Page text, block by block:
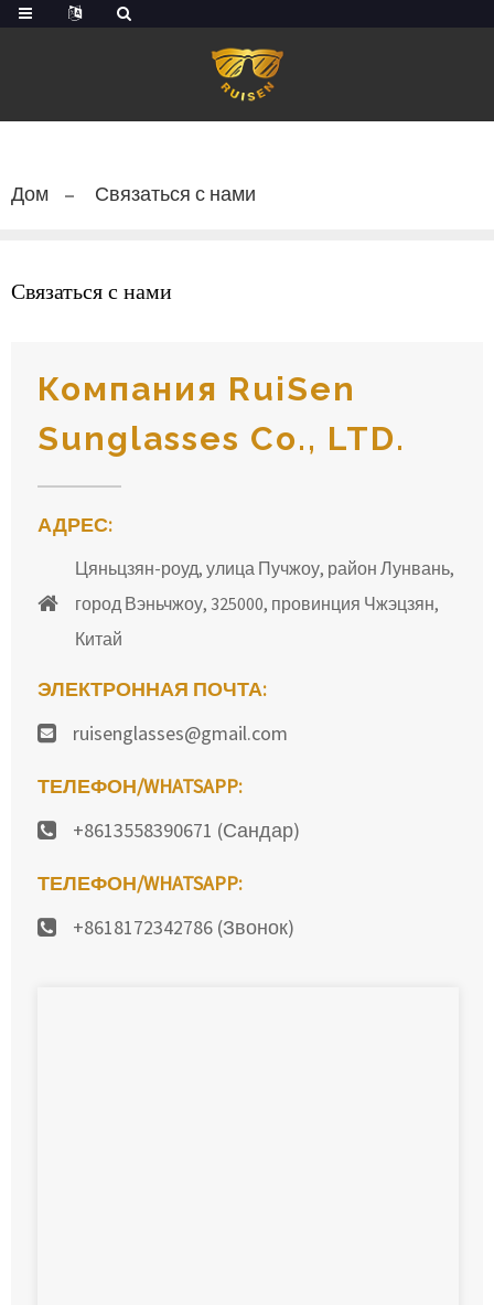
Дом Связаться с нами
Связаться с нами
Компания RuiSen
Sunglasses Co., LTD.
АДРЕС:
Цяньцзян-роуд, улица Пучжоу, район Лунвань,
город Вэньчжоу, 325000, провинция Чжэцзян,
Китай
ЭЛЕКТРОННАЯ ПОЧТА:
ruisenglasses@gmail.com
ТЕЛЕФОН/WHATSAPP:
+8613558390671 (Сандар)
ТЕЛЕФОН/WHATSAPP:
+8618172342786 (Звонок)